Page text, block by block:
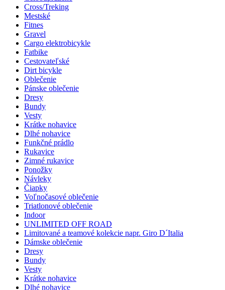
Cross/Treking
Mestské
Fitnes
Gravel
Cargo elektrobicykle
Fatbike
Cestovateľské
Dirt bicykle
Oblečenie
Pánske oblečenie
Dresy
Bundy
Vesty
Krátke nohavice
Dlhé nohavice
Funkčné prádlo
Rukavice
Zimné rukavice
Ponožky
Návleky
Čiapky
Voľnočasové oblečenie
Triatlonové oblečenie
Indoor
UNLIMITED OFF ROAD
Limitované a teamové kolekcie napr. Giro D´Italia
Dámske oblečenie
Dresy
Bundy
Vesty
Krátke nohavice
Dlhé nohavice